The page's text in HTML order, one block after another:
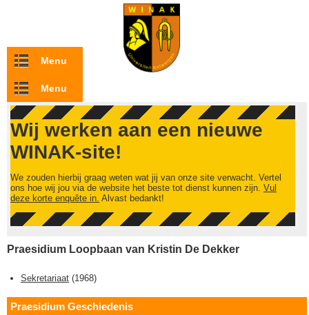
Overslaan en naar de inhoud gaan
Menu
Menu
Wij werken aan een nieuwe
WINAK-site!
We zouden hierbij graag weten wat jij van onze site verwacht. Vertel
ons hoe wij jou via de website het beste tot dienst kunnen zijn. Vul
deze korte enquête in. Alvast bedankt!
Praesidium Loopbaan van Kristin De Dekker
Sekretariaat (1968)
Praesidium Geschiedenis